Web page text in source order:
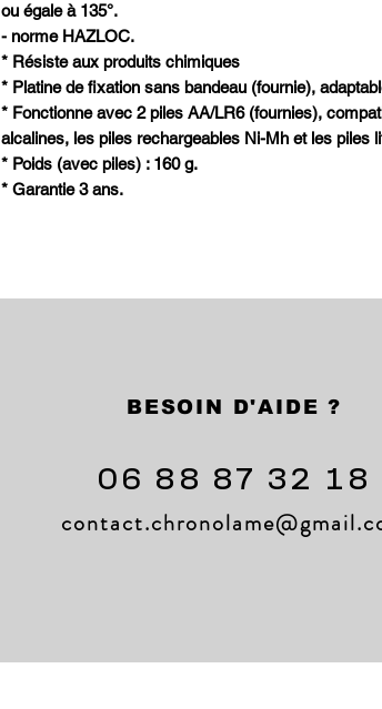
ou égale à 135°.
- norme HAZLOC.
* Résiste aux produits chimiques
* Platine de fixation sans bandeau (fournie),
* Fonctionne avec 2 piles AA/LR6 (fournies),
alcalines, les piles rechargeables Ni-Mh et les piles
* Poids (avec piles) : 160 g.
* Garantie 3 ans.
BESOIN D'AIDE ?
06 88 87 32 18